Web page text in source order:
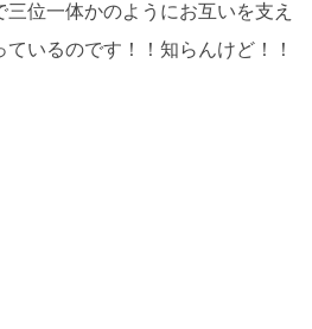
位一体かのようにお互いを支え
いるのです！！知らんけど！！